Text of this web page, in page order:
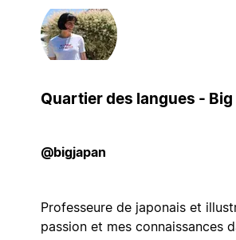
Quartier des langues - Big
@bigjapan
Professeure de japonais et
passion et mes connaissances